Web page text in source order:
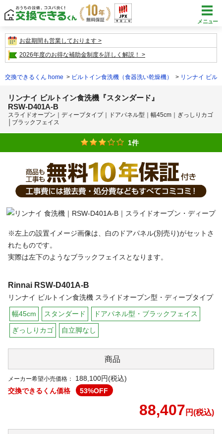
メニュー
お盆期間も営業しております
2026年度のお得な補助金制度を詳しく解説！
交換できるくん home ビルトイン食洗機（食器洗い乾燥機） リンナイ ビル
リンナイ ビルトイン食洗機『スタンダード』
RSW-D401A-B
スライドオープン｜ディープタイプ｜ドアパネル型｜幅45cm｜ぎっしりカゴ
│ブラックフェイス
1件
※左上の設置イメージ画像は、白のドアパネル(別売り)がセットさ
れたものです。
実際は左下のようなブラックフェイスとなります。
Rinnai RSW-D401A-B
リンナイ ビルトイン食洗機 スライドオープン型・ディープタイプ
幅45cm スタンダード ドアパネル型・ブラックフェイス
ぎっしりカゴ 自立脚なし
商品
メーカー希望小売価格：
188,100円(税込)
交換できるくん価格
53%OFF
88,407 円(税込)